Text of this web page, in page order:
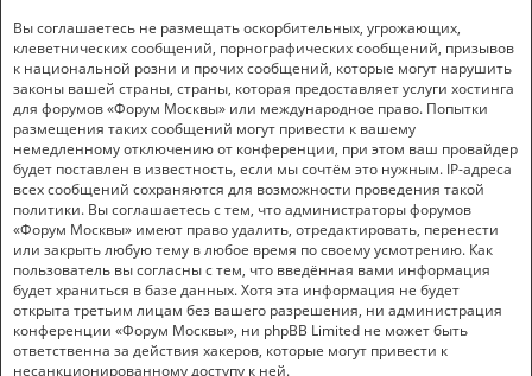
Вы соглашаетесь не размещать оскорбительных, угрожающих,
клеветнических сообщений, порнографических сообщений, призывов
к национальной розни и прочих сообщений, которые могут нарушить
законы вашей страны, страны, которая предоставляет услуги хостинга
для форумов «Форум Москвы» или международное право. Попытки
размещения таких сообщений могут привести к вашему
немедленному отключению от конференции, при этом ваш провайдер
будет поставлен в известность, если мы сочтём это нужным. IP-адреса
всех сообщений сохраняются для возможности проведения такой
политики. Вы соглашаетесь с тем, что администраторы форумов
«Форум Москвы» имеют право удалить, отредактировать, перенести
или закрыть любую тему в любое время по своему усмотрению. Как
пользователь вы согласны с тем, что введённая вами информация
будет храниться в базе данных. Хотя эта информация не будет
открыта третьим лицам без вашего разрешения, ни администрация
конференции «Форум Москвы», ни phpBB Limited не может быть
ответственна за действия хакеров, которые могут привести к
несанкционированному доступу к ней.